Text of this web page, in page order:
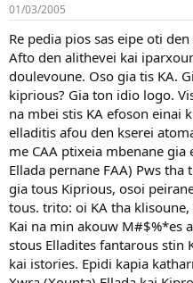
01/03/2005
Re pedia pios sas eipe oti
Afto den alithevei kai
doulevoune. Oso gia tis KA.
kiprious? Gia ton idio logo.
na mbei stis KA efoson einai
elladitis afou den kserei
me CAA ptixeia mbenane
Ellada pernane FAA) Pws tha
gia tous Kiprious, osoi
tous. trito: oi KA tha
Kai na min akouw M#$%*es
stous Elladites fantarous stin
kai istories. Epidi kapia